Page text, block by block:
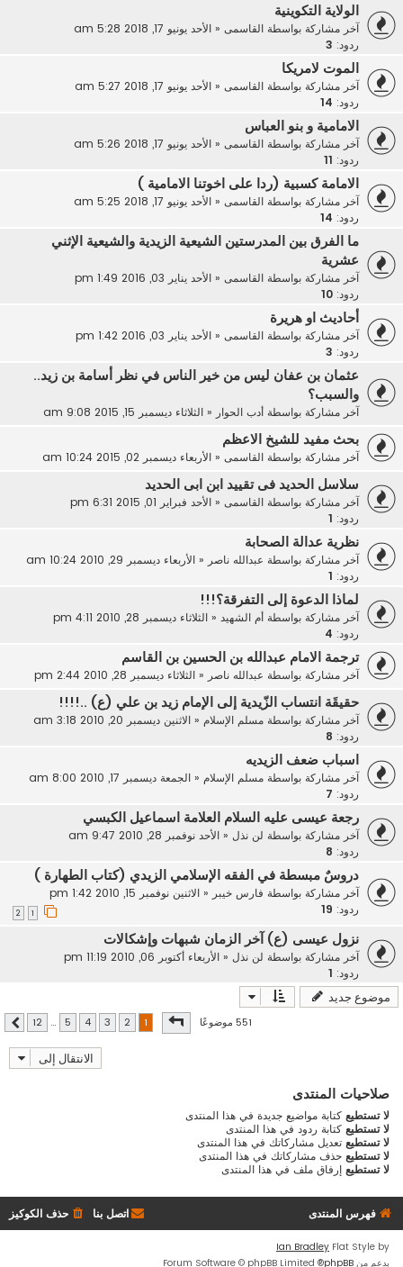
الولاية التكوينية
آخر مشاركة بواسطة القاسمى « الأحد يونيو 17, 2018 5:28 am
ردود: 3
الموت لامريكا
آخر مشاركة بواسطة القاسمى « الأحد يونيو 17, 2018 5:27 am
ردود: 14
الامامية و بنو العباس
آخر مشاركة بواسطة القاسمى « الأحد يونيو 17, 2018 5:26 am
ردود: 11
الامامة كسبية (ردا على اخوتنا الامامية )
آخر مشاركة بواسطة القاسمى « الأحد يونيو 17, 2018 5:25 am
ردود: 14
ما الفرق بين المدرستين الشيعية الزيدية والشيعية الإثني
عشرية
آخر مشاركة بواسطة القاسمى « الأحد يناير 03, 2016 1:49 pm
ردود: 10
أحاديث او هريرة
آخر مشاركة بواسطة القاسمى « الأحد يناير 03, 2016 1:42 pm
ردود: 3
عثمان بن عفان ليس من خير الناس في نظر أسامة بن زيد..
والسبب؟
آخر مشاركة بواسطة أدب الحوار« الثلاثاء ديسمبر 15, 2015 9:08 am
بحث مفيد للشيخ الاعظم
آخر مشاركة بواسطة القاسمى « الأربعاء ديسمبر 02, 2015 10:24 am
سلاسل الحديد فى تقييد ابن ابى الحديد
آخر مشاركة بواسطة القاسمى « الأحد فبراير 01, 2015 6:31 pm
ردود:
نظرية عدالة الصحابة
آخر مشاركة بواسطة عبدالله ناصر« الأربعاء ديسمبر 29, 2010 10:24 am
ردود:
لماذا الدعوة إلى التفرقة؟!!!
آخر مشاركة بواسطة أم الشهيد« الثلاثاء ديسمبر 28, 2010 4:11 pm
ردود: 4
ترجمة الامام عبدالله بن الحسين بن القاسم
آخر مشاركة بواسطة عبدالله ناصر« الثلاثاء ديسمبر 28, 2010 2:44 pm
حقيقَة انتساب الزّيدية إلى الإمام زيد بن علي (ع) ..!!!!
آخر مشاركة بواسطة مسلم الإسلام« الاثنين ديسمبر 20, 2010 3:18 am
ردود: 8
اسباب ضعف الزيديه
آخر مشاركة بواسطة مسلم الإسلام« الجمعة ديسمبر 17, 2010 8:00 am
ردود: 7
رجعة عيسى عليه السلام العلامة اسماعيل الكبسي
آخر مشاركة بواسطة لن نذل « الأحد نوفمبر 28, 2010 9:47 am
ردود: 8
دروسٌ مبسطة في الفقه الإسلامي الزيدي (كتاب الطهارة )
آخر مشاركة بواسطة فارس خيبر« الاثنين نوفمبر 15, 2010 1:42 pm
ردود: 19
نزول عيسى (ع) آخر الزمان شبهات وإشكالات
آخر مشاركة بواسطة لن نذل « الأربعاء أكتوبر 06, 2010 11:19 pm
ردود:
موضوع جديد
551 موضوعًا صفحة1 من12
2
3
4
5
…
12 التالي
الانتقال إلى
صلاحيات المنتدى
لا تستطيعكتابة مواضيع جديدة في هذا المنتدى
لا تستطيعكتابة ردود في هذا المنتدى
لا تستطيعتعديل مشاركاتك في هذا المنتدى
لا تستطيعحذف مشاركاتك في هذا المنتدى
لا تستطيعإرفاق ملف في هذا المنتدى
فهرس المنتدى حذف الكوكيز اتصل بنا
Flat Style by
Ian Bradley
بدعم منphpBB
® Forum Software © phpBB Limited